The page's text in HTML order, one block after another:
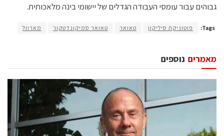
גבוהים עבור עומסי העבודה הגדלים של יישומי בינה מלאכותית.
Tags: פוטוניקת סיליקון טאואר טאואר סמיקונדטקור מארוול
נוספים מאמרים